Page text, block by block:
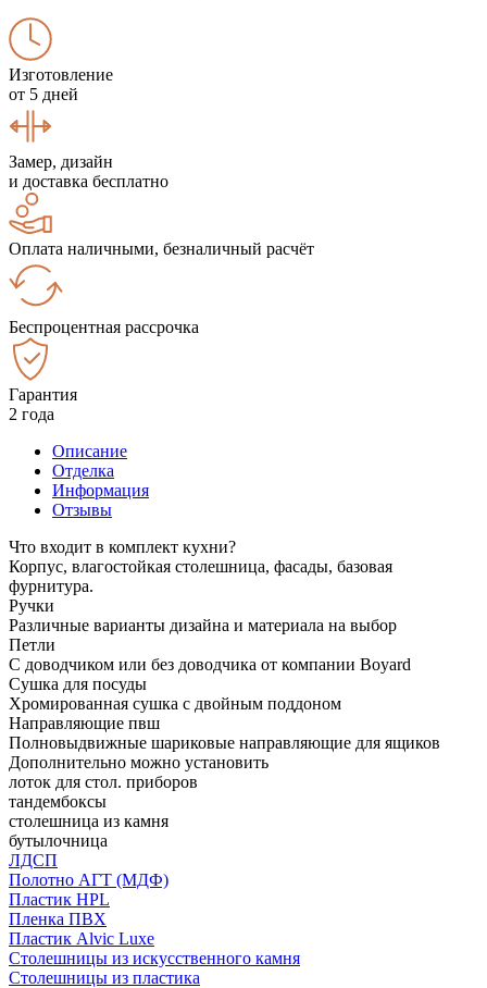
Изготовление
от 5 дней
Замер, дизайн
и доставка бесплатно
Оплата наличными, безналичный расчёт
Беспроцентная рассрочка
Гарантия
2 года
Описание
Отделка
Информация
Отзывы
Что входит в комплект кухни?
Корпус, влагостойкая столешница, фасады, базовая
фурнитура.
Ручки
Различные варианты дизайна и материала на выбор
Петли
С доводчиком или без доводчика от компании Boyard
Сушка для посуды
Хромированная сушка с двойным поддоном
Направляющие пвш
Полновыдвижные шариковые направляющие для ящиков
Дополнительно можно установить
лоток для стол. приборов
тандембоксы
столешница из камня
бутылочница
ЛДСП
Полотно АГТ (МДФ)
Пластик HPL
Пленка ПВХ
Пластик Alvic Luxe
Столешницы из искусственного камня
Столешницы из пластика